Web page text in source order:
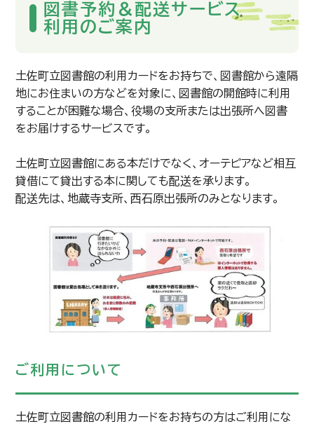
図書予約＆配送サービス
利用のご案内
土佐町立図書館の利用カードをお持ちで、図書館から遠隔
地にお住まいの方などを対象に、図書館の開館時に利用
することが困難な場合、役場の支所または出張所へ図書
をお届けするサービスです。
土佐町立図書館にある本だけでなく、オーテピアなど相互
貸借にて貸出する本に関しても配送を承ります。
配送先は、地蔵寺支所、西石原出張所のみとなります。
ご利用について
土佐町立図書館の利用カードをお持ちの方はご利用にな